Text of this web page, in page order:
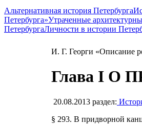
Альтернативная история Петербурга
Петербурга»Утраченные
ПетербургаЛичности в истории
И. Г. Георги «Описание
Глава I О
20.08.2013 раздел:
§ 293. В придворной